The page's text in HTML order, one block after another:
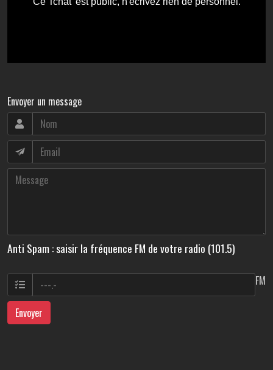
Envoyer un message
Anti Spam : saisir la fréquence FM de votre radio (101.5)
FM
Envoyer